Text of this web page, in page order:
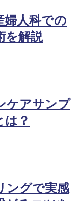
婦人科での
を解説
ケアサンプ
は？
ングで実感